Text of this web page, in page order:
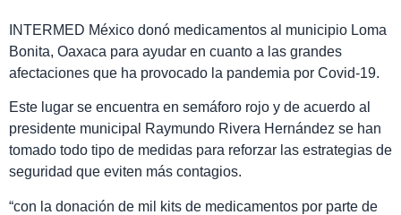
INTERMED México donó medicamentos al municipio Loma
Bonita, Oaxaca para ayudar en cuanto a las grandes
afectaciones que ha provocado la pandemia por Covid-19.
Este lugar se encuentra en semáforo rojo y de acuerdo al
presidente municipal Raymundo Rivera Hernández se han
tomado todo tipo de medidas para reforzar las estrategias de
seguridad que eviten más contagios.
“con la donación de mil kits de medicamentos por parte de